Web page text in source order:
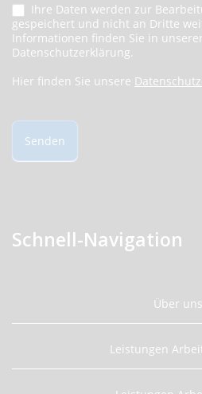
Ihre Daten werden zur
gespeichert und nicht an Dritte
Informationen finden Sie in unserer
Datenschutzerklärung.
Hier finden Sie unsere
Senden
Schnell-Navigation
Über uns
Leistungen